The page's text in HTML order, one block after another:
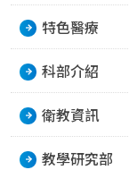
特色醫療
科部介紹
衛教資訊
教學研究部